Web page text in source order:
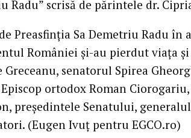
Radu” scrisă de părintele dr.
Preasfinția Sa Demetriu Radu în
României și-au pierdut viața
senatorul Spirea
ortodox Roman
președintele Senatului,
(Eugen Ivuț pentru EGCO.ro)